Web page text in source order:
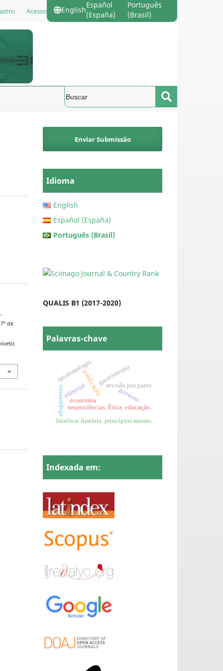
Acesso English
Español
(España)
Português
(Brasil)
de
Enviar Submissão
Idioma
English
Español (España)
Português (Brasil)
QUALIS B1 (2017-2020)
Palavras-chave
editorialpublicação
economia governo
epistemologia
revisão por pares
neurociências. Ética. educação.
gastrostomia
afogamento
bioética. história. princípios morais.
Indexada em: